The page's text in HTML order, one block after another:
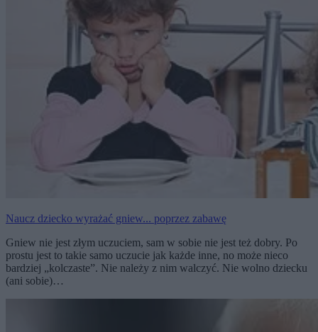
Naucz dziecko wyrażać gniew... poprzez zabawę
Gniew nie jest złym uczuciem, sam w sobie nie jest też dobry. Po
prostu jest to takie samo uczucie jak każde inne, no może nieco
bardziej „kolczaste”. Nie należy z nim walczyć. Nie wolno dziecku
(ani sobie)…